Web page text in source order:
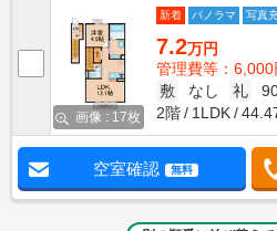
画像 : 17枚
新着 パノラマ 写真
7.2万円
管理費等：6,000
敷
なし 礼
2階
1LDK
空室確認 無料